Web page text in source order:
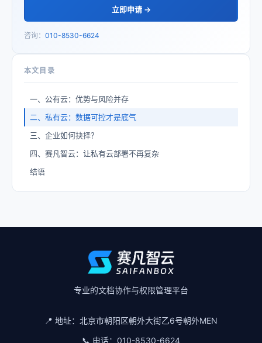
立即申请 →
咨询： 010-8530-6624
本文目录
一、公有云：优势与风险并存
二、私有云：数据可控才是底气
三、企业如何抉择？
四、赛凡智云：让私有云部署不再复杂
结语
专业的文档协作与权限管理平台
📍 地址： 北京市朝阳区朝外大街乙6号朝外MEN
📞 电话： 010-8530-6624